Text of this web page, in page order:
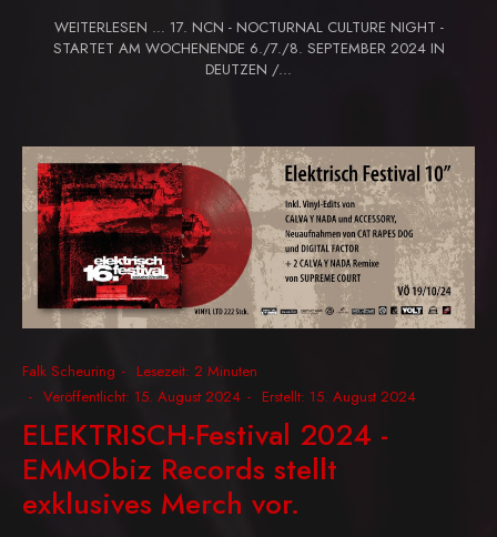
WEITERLESEN … 17. NCN - NOCTURNAL CULTURE NIGHT -
STARTET AM WOCHENENDE 6./7./8. SEPTEMBER 2024 IN
DEUTZEN /...
Falk Scheuring
Lesezeit: 2 Minuten
Veröffentlicht: 15. August 2024
Erstellt: 15. August 2024
ELEKTRISCH-Festival 2024 -
EMMObiz Records stellt
exklusives Merch vor.